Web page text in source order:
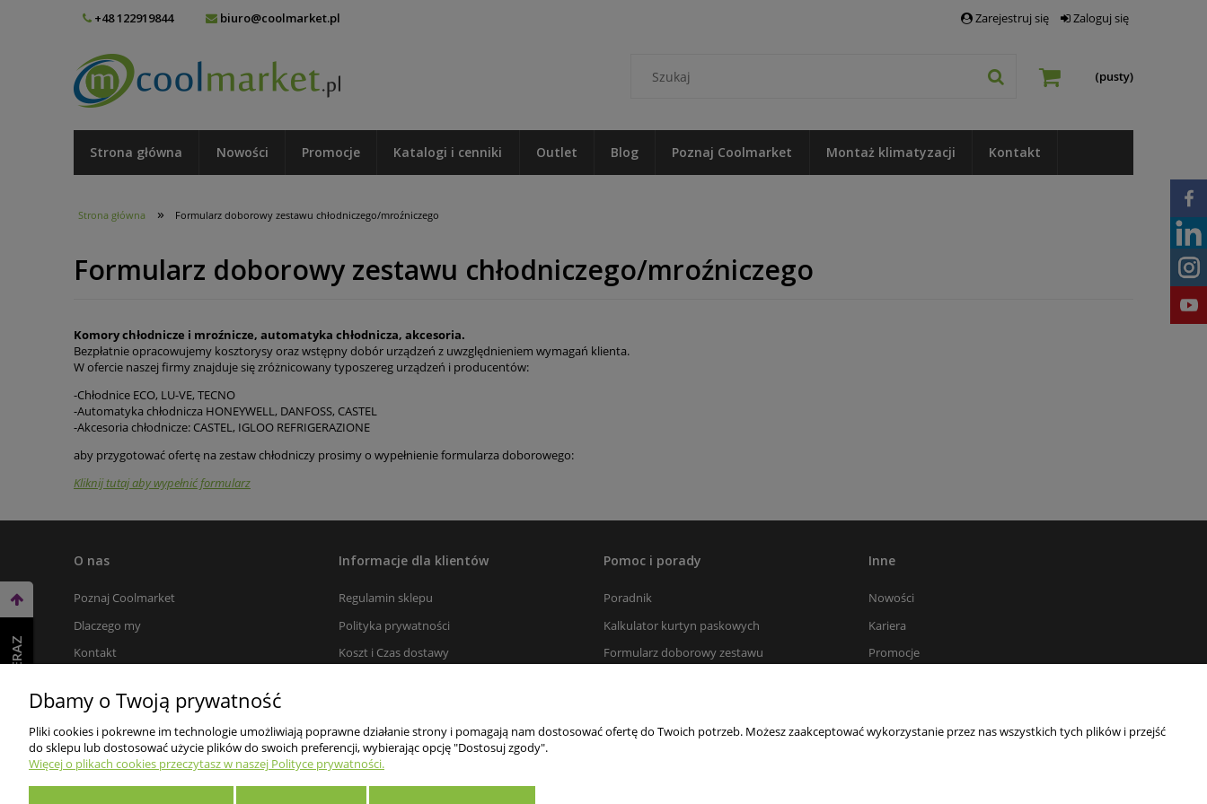
+48 122919844 biuro@coolmarket.pl Zarejestruj się Zaloguj się
(pusty)
Strona główna Nowości Promocje Katalogi i cenniki Outlet Blog Poznaj Coolmarket Montaż klimatyzacji Kontakt
Strona główna » Formularz doborowy zestawu chłodniczego/mroźniczego
Formularz doborowy zestawu chłodniczego/mroźniczego
Komory chłodnicze i mroźnicze, automatyka chłodnicza, akcesoria.
Bezpłatnie opracowujemy kosztorysy oraz wstępny dobór urządzeń z uwzględnieniem wymagań klienta.
W ofercie naszej firmy znajduje się zróżnicowany typoszereg urządzeń i producentów:
-Chłodnice ECO, LU-VE, TECNO
-Automatyka chłodnicza HONEYWELL, DANFOSS, CASTEL
-Akcesoria chłodnicze: CASTEL, IGLOO REFRIGERAZIONE
aby przygotować ofertę na zestaw chłodniczy prosimy o wypełnienie formularza doborowego:
Kliknij tutaj aby wypełnić formularz
O nas
Poznaj Coolmarket
Dlaczego my
Kontakt
Informacje dla klientów
Regulamin sklepu
Polityka prywatności
Koszt i Czas dostawy
Rabaty dla firm serwisowych i hurtowni
FAQ
Pomoc i porady
Poradnik
Kalkulator kurtyn paskowych
Formularz doborowy zestawu
Blog
Inne
Nowości
Kariera
Promocje
WEŹ LEASING TERAZDbamy o Twoją prywatność
Pliki cookies i pokrewne im technologie umożliwiają poprawne działanie strony i pomagają nam dostosować ofertę do Twoich potrzeb. Możesz zaakceptować wykorzystanie przez nas wszystkich tych plików i przejść
do sklepu lub dostosować użycie plików do swoich preferencji, wybierając opcję "Dostosuj zgody".
Więcej o plikach cookies przeczytasz w naszej Polityce prywatności.